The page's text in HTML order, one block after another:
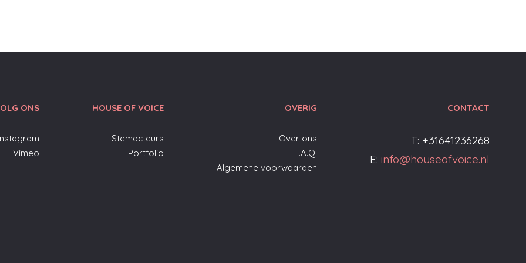
ONS
Vimeo
HOUSE OF VOICE
Stemacteurs
Portfolio
OVERIG
Over ons
F.A.Q.
Algemene voorwaarden
CONTACT
T: +31641236268
E: info@houseofvoice.nl